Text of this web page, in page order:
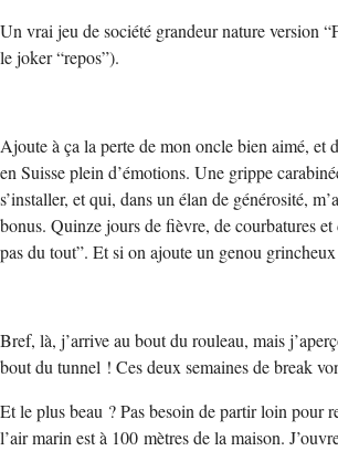
Un vrai jeu de société grandeur nature version
le joker “repos”).
Ajoute à ça la perte de mon oncle bien aimé, et
en Suisse plein d’émotions. Une grippe
s’installer, et qui, dans un élan de générosité,
bonus. Quinze jours de fièvre, de courbatures et
pas du tout”. Et si on ajoute un genou
Bref, là, j’arrive au bout du rouleau, mais
bout du tunnel ! Ces deux semaines de break
Et le plus beau ? Pas besoin de partir loin pour
l’air marin est à 100 mètres de la maison.